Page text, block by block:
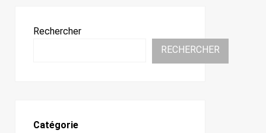
Rechercher
RECHERCHER
Catégorie